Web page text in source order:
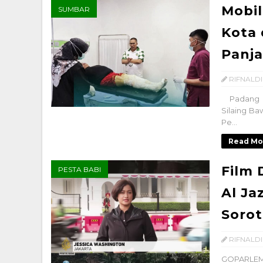
SUMBAR
Kota
RIFNALDI
Padang
Silaing
Pe...
Read
PESTA BABI
Film
Al
RIFNALDI